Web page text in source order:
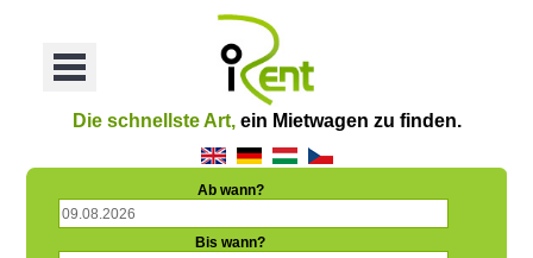
Menu
Die schnellste Art,ein Mietwagen zu finden.
Ab wann?
Bis wann?